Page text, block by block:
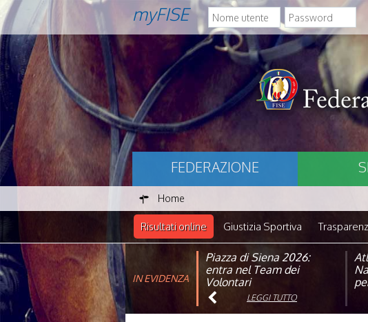
myFISE
FEDERAZIONE
Home
Risultati online Giustizia Sportiva
IN EVIDENZA
Piazza di Siena 2026:
entra nel Team dei
Volontari
LEGGI TUTTO
FISE: aperta la Campagna
affiliazione 2026
LEGGI TUTTO
la